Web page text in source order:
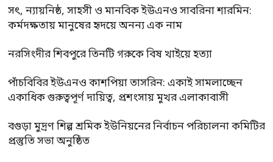
সৎ, ন্যায়নিষ্ঠ, সাহসী ও মানবিক ইউএনও সাবরিনা শারমিন:
কর্মদক্ষতায় মানুষের হৃদয়ে অনন্য এক নাম
নরসিংদীর শিবপুরে তিনটি গরুকে বিষ খাইয়ে হত্যা
পাঁচবিবির ইউএনও কাশপিয়া তাসরিন: একাই সামলাচ্ছেন
একাধিক গুরুত্বপূর্ণ দায়িত্ব, প্রশংসায় মুখর এলাকাবাসী
বগুড়া মুদ্রণ শিল্প শ্রমিক ইউনিয়নের নির্বাচন পরিচালনা কমিটির
প্রস্তুতি সভা অনুষ্ঠিত